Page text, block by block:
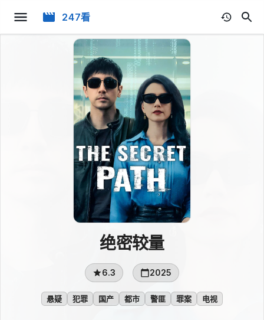
247看
绝密较量
6.3 2025
悬疑 犯罪 国产 都市 警匪 罪案 电视